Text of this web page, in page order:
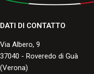
DATI DI CONTATTO
Via Albero, 9
37040 - Roveredo di Guà
(Verona)